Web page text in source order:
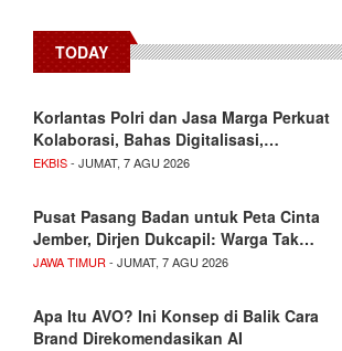
TODAY
Korlantas Polri dan Jasa Marga Perkuat
Kolaborasi, Bahas Digitalisasi,…
EKBIS- JUMAT, 7 AGU 2026
Pusat Pasang Badan untuk Peta Cinta
Jember, Dirjen Dukcapil: Warga Tak…
JAWA TIMUR- JUMAT, 7 AGU 2026
Apa Itu AVO? Ini Konsep di Balik Cara
Brand Direkomendasikan AI